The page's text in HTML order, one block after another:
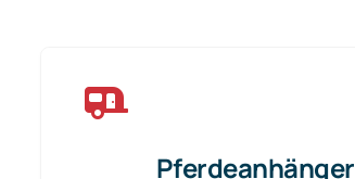
Pferdeanhänger